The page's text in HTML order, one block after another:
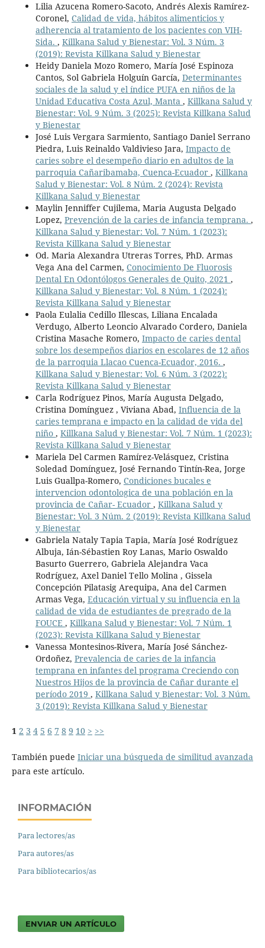
Lilia Azucena Romero-Sacoto, Andrés Alexis Ramírez-
Coronel, Calidad de vida, hábitos alimenticios y
adherencia al tratamiento de los pacientes con VIH-
Sida. , Killkana Salud y Bienestar: Vol. 3 Núm. 3
(2019): Revista Killkana Salud y Bienestar
Heidy Daniela Mozo Romero, María José Espinoza
Cantos, Sol Gabriela Holguín García, Determinantes
sociales de la salud y el índice PUFA en niños de la
Unidad Educativa Costa Azul, Manta , Killkana Salud y
Bienestar: Vol. 9 Núm. 3 (2025): Revista Killkana Salud
y Bienestar
José Luis Vergara Sarmiento, Santiago Daniel Serrano
Piedra, Luis Reinaldo Valdivieso Jara, Impacto de
caries sobre el desempeño diario en adultos de la
parroquia Cañaribamaba, Cuenca-Ecuador , Killkana
Salud y Bienestar: Vol. 8 Núm. 2 (2024): Revista
Killkana Salud y Bienestar
Maylin Jenniffer Cujilema, Maria Augusta Delgado
Lopez, Prevención de la caries de infancia temprana. ,
Killkana Salud y Bienestar: Vol. 7 Núm. 1 (2023):
Revista Killkana Salud y Bienestar
Od. Maria Alexandra Utreras Torres, PhD. Armas
Vega Ana del Carmen, Conocimiento De Fluorosis
Dental En Odontólogos Generales de Quito, 2021 ,
Killkana Salud y Bienestar: Vol. 8 Núm. 1 (2024):
Revista Killkana Salud y Bienestar
Paola Eulalia Cedillo Illescas, Liliana Encalada
Verdugo, Alberto Leoncio Alvarado Cordero, Daniela
Cristina Masache Romero, Impacto de caries dental
sobre los desempeños diarios en escolares de 12 años
de la parroquia Llacao Cuenca-Ecuador, 2016. ,
Killkana Salud y Bienestar: Vol. 6 Núm. 3 (2022):
Revista Killkana Salud y Bienestar
Carla Rodríguez Pinos, María Augusta Delgado,
Cristina Domínguez , Viviana Abad, Influencia de la
caries temprana e impacto en la calidad de vida del
niño , Killkana Salud y Bienestar: Vol. 7 Núm. 1 (2023):
Revista Killkana Salud y Bienestar
Mariela Del Carmen Ramírez-Velásquez, Cristina
Soledad Domínguez, José Fernando Tintín-Rea, Jorge
Luis Guallpa-Romero, Condiciones bucales e
intervencion odontologica de una población en la
provincia de Cañar- Ecuador , Killkana Salud y
Bienestar: Vol. 3 Núm. 2 (2019): Revista Killkana Salud
y Bienestar
Gabriela Nataly Tapia Tapia, María José Rodríguez
Albuja, Ián-Sébastien Roy Lanas, Mario Oswaldo
Basurto Guerrero, Gabriela Alejandra Vaca
Rodríguez, Axel Daniel Tello Molina , Gissela
Concepción Pilatasig Arequipa, Ana del Carmen
Armas Vega, Educación virtual y su influencia en la
calidad de vida de estudiantes de pregrado de la
FOUCE , Killkana Salud y Bienestar: Vol. 7 Núm. 1
(2023): Revista Killkana Salud y Bienestar
Vanessa Montesinos-Rivera, María José Sánchez-
Ordoñez, Prevalencia de caries de la infancia
temprana en infantes del programa Creciendo con
Nuestros Hijos de la provincia de Cañar durante el
período 2019 , Killkana Salud y Bienestar: Vol. 3 Núm.
3 (2019): Revista Killkana Salud y Bienestar
1 2 3 4 5 6 7 8 9 10 > >>
También puede Iniciar una búsqueda de similitud avanzada
para este artículo.
INFORMACIÓN
Para lectores/as
Para autores/as
Para bibliotecarios/as
ENVIAR UN ARTÍCULO